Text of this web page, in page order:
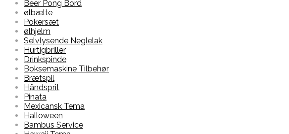
Beer Pong Bord
ølbælte
Pokersæt
ølhjelm
Selvlysende Neglelak
Hurtigbriller
Drinkspinde
Boksemaskine Tilbehør
Brætspil
Håndsprit
Pinata
Mexicansk Tema
Halloween
Bambus Service